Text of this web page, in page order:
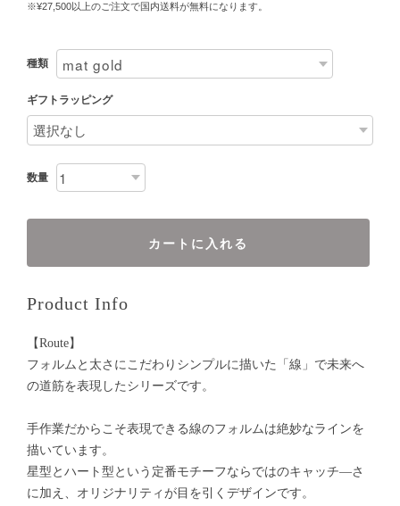
※¥27,500以上のご注文で国内送料が無料になります。
種類
ギフトラッピング
数量
カートに入れる
Product Info
【Route】
フォルムと太さにこだわりシンプルに描いた「線」で未来へ
の道筋を表現したシリーズです。
手作業だからこそ表現できる線のフォルムは絶妙なラインを
描いています。
星型とハート型という定番モチーフならではのキャッチ―さ
に加え、オリジナリティが目を引くデザインです。